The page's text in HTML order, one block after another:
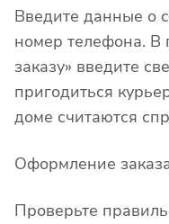
Введите данные о
номер телефона. В
заказу» введите
пригодиться
доме считаются
Оформление
Проверьте